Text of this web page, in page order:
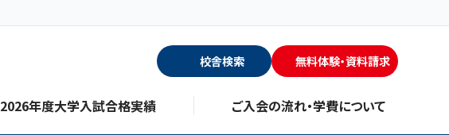
校舎検索 無料体験・資料請求
2026年度大学入試合格実績 ご入会の流れ・学費について